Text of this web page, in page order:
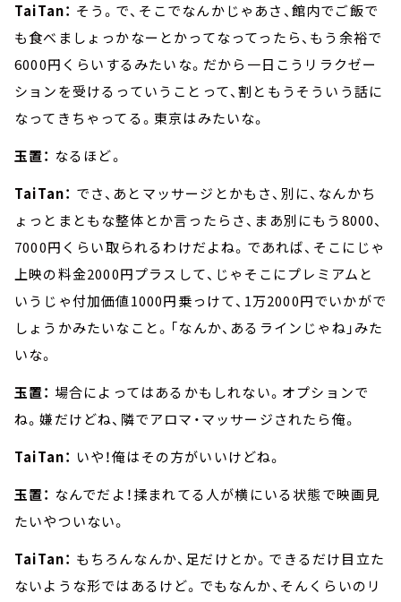
TaiTan： そう。で、そこでなんかじゃあさ、館内でご飯で
も食べましょっかなーとかってなってったら、もう余裕で
6000円くらいするみたいな。だから一日こうリラクゼー
ションを受けるっていうことって、割ともうそういう話に
なってきちゃってる。東京はみたいな。
玉置： なるほど。
TaiTan： でさ、あとマッサージとかもさ、別に、なんかち
ょっとまともな整体とか言ったらさ、まあ別にもう8000、
7000円くらい取られるわけだよね。であれば、そこにじゃ
上映の料金2000円プラスして、じゃそこにプレミアムと
いうじゃ付加価値1000円乗っけて、1万2000円でいかがで
しょうかみたいなこと。「なんか、あるラインじゃね」みた
いな。
玉置： 場合によってはあるかもしれない。オプションで
ね。嫌だけどね、隣でアロマ・マッサージされたら俺。
TaiTan： いや！俺はその方がいいけどね。
玉置： なんでだよ！揉まれてる人が横にいる状態で映画見
たいやついない。
TaiTan： もちろんなんか、足だけとか。できるだけ目立た
ないような形ではあるけど。でもなんか、そんくらいのリ